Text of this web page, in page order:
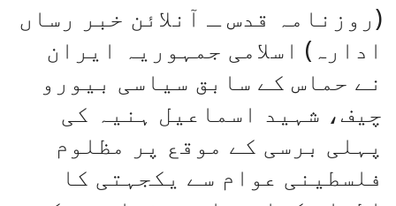
(روزنامہ قدس ـ آنلائن خبر رساں
ادارہ) اسلامی جمہوریہ ایران
نے حماس کے سابق سیاسی بیورو
چیف، شہید اسماعیل ہنیہ کی
پہلی برسی کے موقع پر مظلوم
فلسطینی عوام سے یکجہتی کا